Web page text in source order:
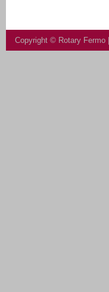
Copyright © Rotary Fermo